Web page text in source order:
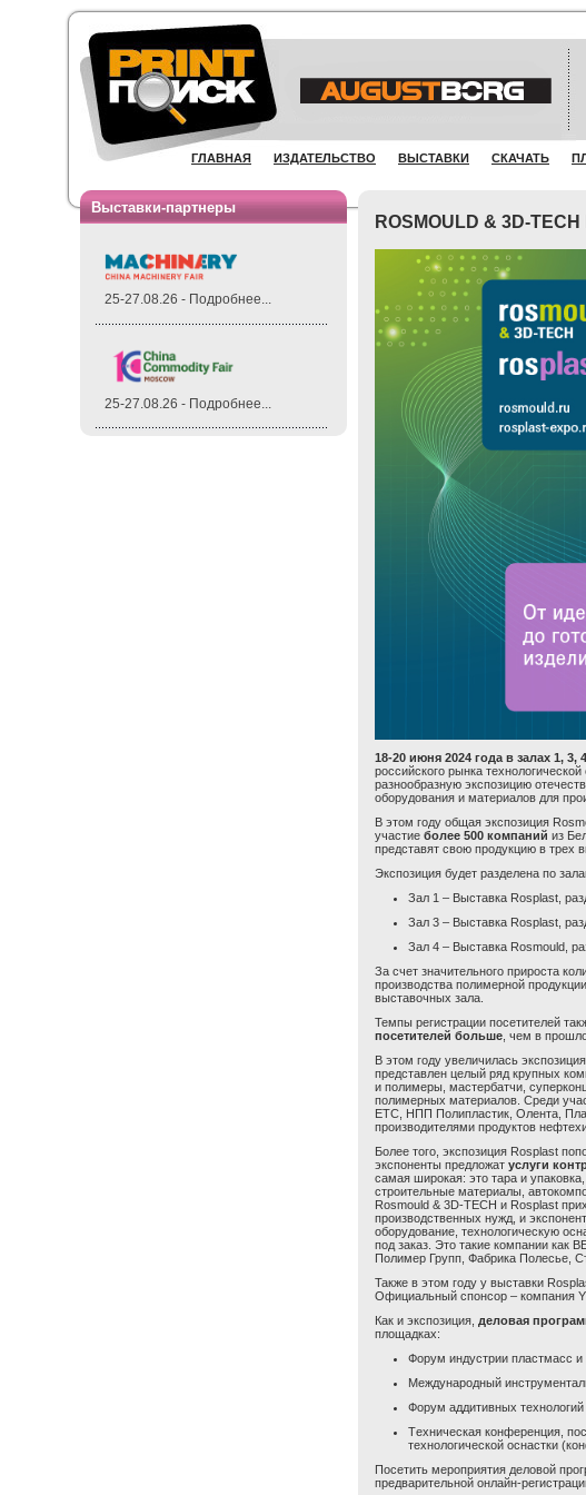
ГЛАВНАЯ ИЗДАТЕЛЬСТВО ВЫСТАВКИ СКАЧАТЬ
Выставки-партнеры
25-27.08.26 - Подробнее...
25-27.08.26 - Подробнее...
ROSMOULD & 3D-
18-20 июня 2024 года в залах 1,
российского рынка
разнообразную экспозицию
оборудования и материалов для
В этом году общая экспозиция
участие более 500 компаний из
представят свою продукцию в трех
Экспозиция будет разделена по
Зал 1 – Выставка Rosplast,
Зал 3 – Выставка Rosplast,
Зал 4 – Выставка Rosmould,
За счет значительного прироста
производства полимерной
выставочных зала.
Темпы регистрации посетителей
посетителей больше , чем в
В этом году увеличилась экспозиция
представлен целый ряд крупных
и полимеры, мастербатчи,
полимерных материалов. Среди
ЕТС, НПП Полипластик, Олента,
производителями продуктов
Более того, экспозиция Rosplast
экспоненты предложат услуги
самая широкая: это тара и
строительные материалы,
Rosmould & 3D-TECH и Rosplast
производственных нужд, и
оборудование, технологическую
под заказ. Это такие компании как
Полимер Групп, Фабрика Полесье,
Также в этом году у выставки
Официальный спонсор – компания
Как и экспозиция, деловая
площадках:
Форум индустрии пластмасс и
Международный
Форум аддитивных технологий
Техническая конференция,
технологической оснастки
Посетить мероприятия деловой
предварительной онлайн-